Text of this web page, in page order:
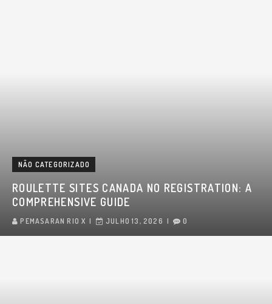
NÃO CATEGORIZADO
ROULETTE SITES CANADA NO REGISTRATION: A
COMPREHENSIVE GUIDE
PEMASARAN RIO X JULHO 13, 2026 0